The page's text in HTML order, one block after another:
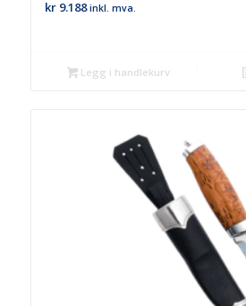
kr9.188 inkl. mva.
Legg i handlekurv